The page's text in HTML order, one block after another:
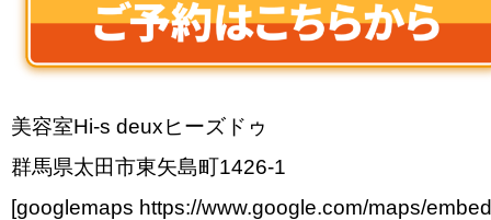
美容室Hi-s deuxヒーズドゥ
群馬県太田市東矢島町1426-1
[googlemaps https://www.google.com/maps/